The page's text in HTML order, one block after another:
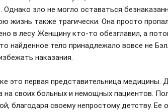
Однако зло не могло оставаться
жизнь также трагически. Она просто
в лесу. Женщину кто-то обезглавил, а
найденное тело принадлежало вовсе не
наказания.
это первая представительница медицины.
на своих больных и немощных пациентов.
благодаря своему непростому детству. Ее